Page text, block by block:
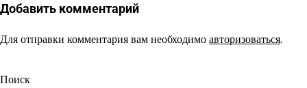
Добавить комментарий
Для отправки комментария вам необходимоавторизоваться.
Поиск